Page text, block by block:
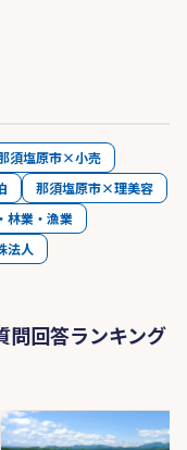
須塩原市×小売
那須塩原市×理美容
林業・漁業
法人
回答ランキング